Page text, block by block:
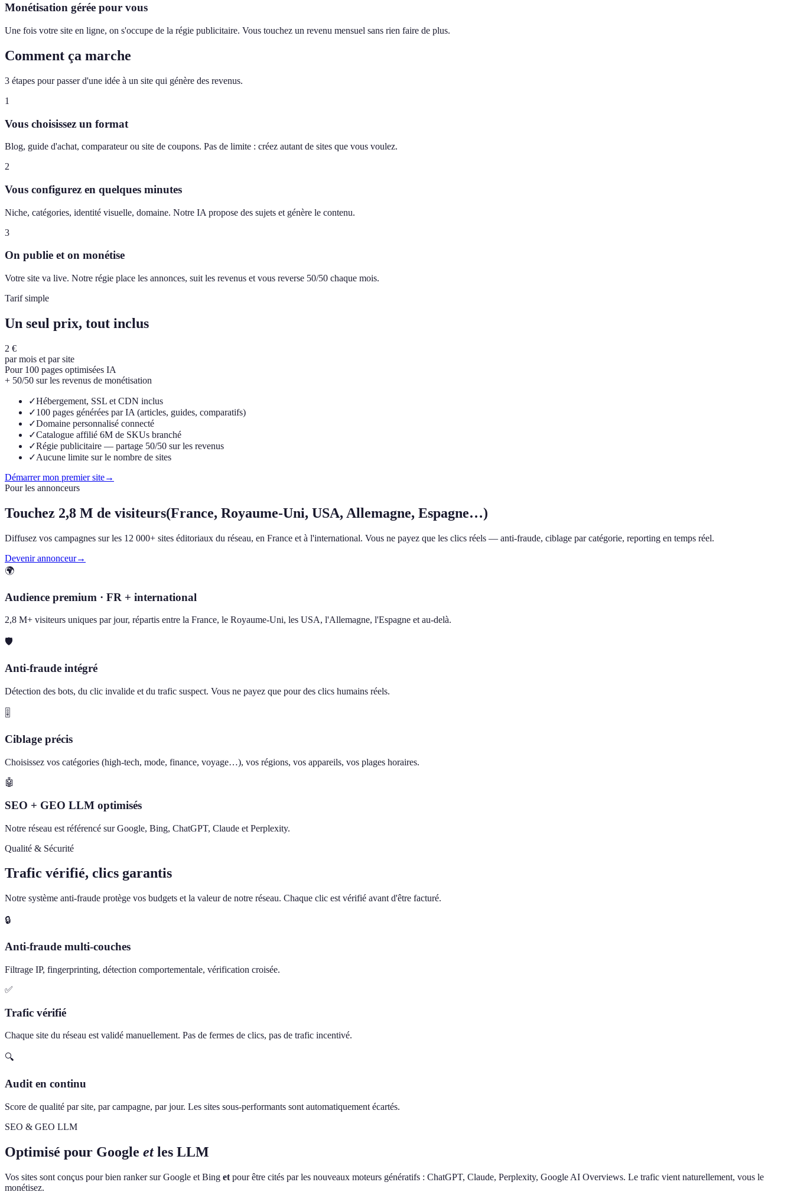
Monétisation gérée pour vous
Une fois votre site en ligne, on s'occupe de la régie publicitaire. Vous touchez un revenu mensuel sans rien faire de plus.
Comment ça marche
3 étapes pour passer d'une idée à un site qui génère des revenus.
1
Vous choisissez un format
Blog, guide d'achat, comparateur ou site de coupons. Pas de limite : créez autant de sites que vous voulez.
2
Vous configurez en quelques minutes
Niche, catégories, identité visuelle, domaine. Notre IA propose des sujets et génère le contenu.
3
On publie et on monétise
Votre site va live. Notre régie place les annonces, suit les revenus et vous reverse 50/50 chaque mois.
Tarif simple
Un seul prix, tout inclus
2 €
par mois et par site
Pour 100 pages optimisées IA
+ 50/50 sur les revenus de monétisation
✓Hébergement, SSL et CDN inclus
✓100 pages générées par IA (articles, guides, comparatifs)
✓Domaine personnalisé connecté
✓Catalogue affilié 6M de SKUs branché
✓Régie publicitaire — partage 50/50 sur les revenus
✓Aucune limite sur le nombre de sites
Démarrer mon premier site→
Pour les annonceurs
Touchez 2,8 M de visiteurs(France, Royaume-Uni, USA, Allemagne, Espagne…)
Diffusez vos campagnes sur les 12 000+ sites éditoriaux du réseau, en France et à l'international. Vous ne payez que les clics réels — anti-fraude, ciblage par catégorie, reporting en temps réel.
Devenir annonceur→
🌍
Audience premium · FR + international
2,8 M+ visiteurs uniques par jour, répartis entre la France, le Royaume-Uni, les USA, l'Allemagne, l'Espagne et au-delà.
🛡️
Anti-fraude intégré
Détection des bots, du clic invalide et du trafic suspect. Vous ne payez que pour des clics humains réels.
🎚️
Ciblage précis
Choisissez vos catégories (high-tech, mode, finance, voyage…), vos régions, vos appareils, vos plages horaires.
🤖
SEO + GEO LLM optimisés
Notre réseau est référencé sur Google, Bing, ChatGPT, Claude et Perplexity.
Qualité & Sécurité
Trafic vérifié, clics garantis
Notre système anti-fraude protège vos budgets et la valeur de notre réseau. Chaque clic est vérifié avant d'être facturé.
🔒
Anti-fraude multi-couches
Filtrage IP, fingerprinting, détection comportementale, vérification croisée.
✅
Trafic vérifié
Chaque site du réseau est validé manuellement. Pas de fermes de clics, pas de trafic incentivé.
🔍
Audit en continu
Score de qualité par site, par campagne, par jour. Les sites sous-performants sont automatiquement écartés.
SEO & GEO LLM
Optimisé pour Google et les LLM
Vos sites sont conçus pour bien ranker sur Google et Bing et pour être cités par les nouveaux moteurs génératifs : ChatGPT, Claude, Perplexity, Google AI Overviews. Le trafic vient naturellement, vous le
monétisez.